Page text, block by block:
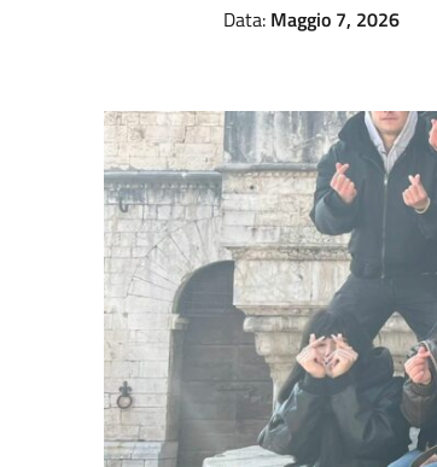
Data: Maggio 7, 2026